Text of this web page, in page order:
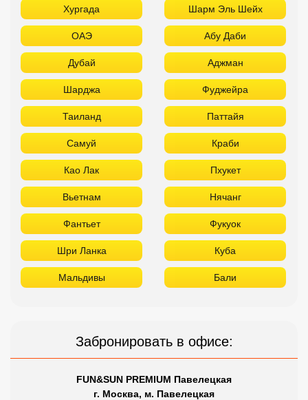
Хургада Шарм Эль Шейх
ОАЭ Абу Даби
Дубай Аджман
Шарджа Фуджейра
Таиланд Паттайя
Самуй Краби
Као Лак Пхукет
Вьетнам Нячанг
Фантьет Фукуок
Шри Ланка Куба
Мальдивы Бали
Забронировать в офисе:
FUN&SUN PREMIUM Павелецкая
г. Москва, м. Павелецкая